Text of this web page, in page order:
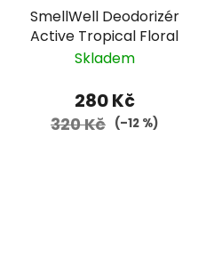
SmellWell Deodorizér
Active Tropical Floral
Skladem
280 Kč
320 Kč (–12 %)